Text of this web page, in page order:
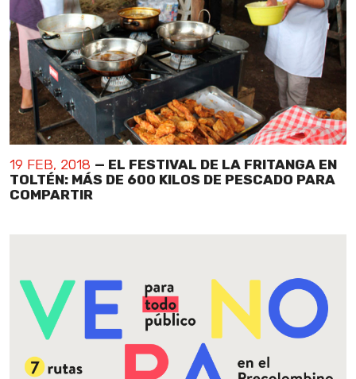
19 FEB, 2018 — EL FESTIVAL DE LA FRITANGA EN
TOLTÉN: MÁS DE 600 KILOS DE PESCADO PARA
COMPARTIR